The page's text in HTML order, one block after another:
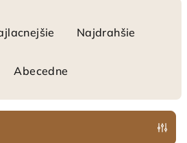
Najdrahšie
Abecedne